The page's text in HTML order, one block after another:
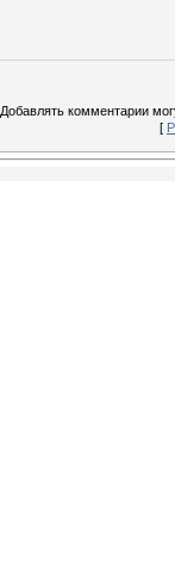
Добавлять комментарии
[